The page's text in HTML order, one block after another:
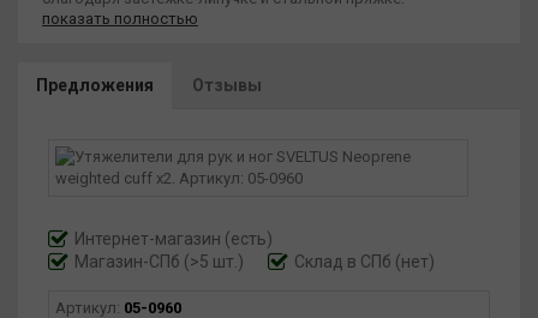
показать полностью
Предложения Отзывы
Интернет-магазин (есть)
Магазин-СПб (>5 шт.)
Склад в СПб (нет)
Артикул: 05-0960